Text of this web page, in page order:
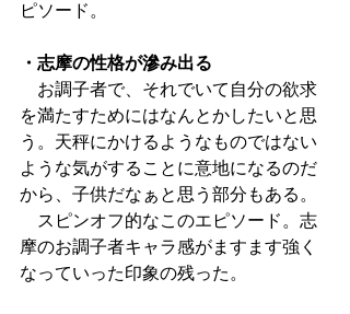
ピソード。
・志摩の性格が滲み出る
お調子者で、それでいて自分の欲求
を満たすためにはなんとかしたいと思
う。天秤にかけるようなものではない
ような気がすることに意地になるのだ
から、子供だなぁと思う部分もある。
スピンオフ的なこのエピソード。志
摩のお調子者キャラ感がますます強く
なっていった印象の残った。